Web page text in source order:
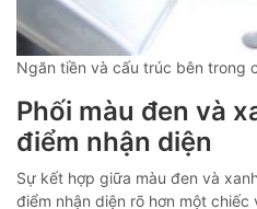
Ngăn tiền và cấu trúc bên trong
Phối màu đen và
điểm nhận diện
Sự kết hợp giữa màu đen và
điểm nhận diện rõ hơn một